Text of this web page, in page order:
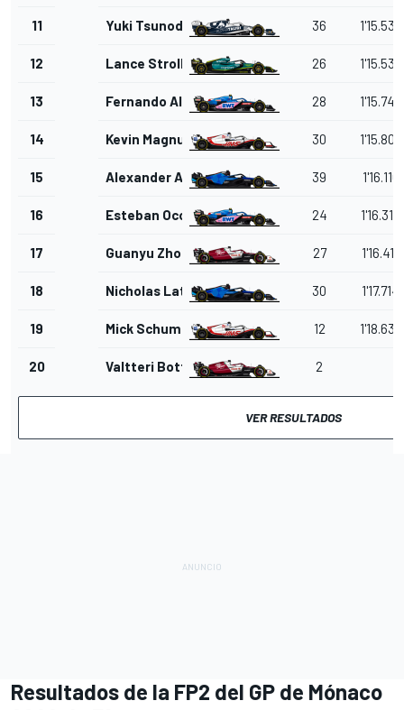
11 Yuki Tsunoda 36 1'15.536
12 Lance Stroll 26 1'15.539
13 Fernando Alonso 28 1'15.749
14 Kevin Magnussen 30 1'15.806
15 Alexander Albon 39 1'16.110
16 Esteban Ocon 24 1'16.315
17 Guanyu Zhou 27 1'16.417
18 Nicholas Latifi 30 1'17.714
19 Mick Schumacher 12 1'18.636
20 Valtteri Bottas 2
VER RESULTADOS
Resultados de la FP2 del GP de Mónaco